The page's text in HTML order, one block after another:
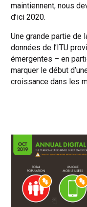
maintiennent, nous
d’ici 2020.
Une grande partie de
données de l’ITU
émergentes – en
marquer le début
croissance dans les